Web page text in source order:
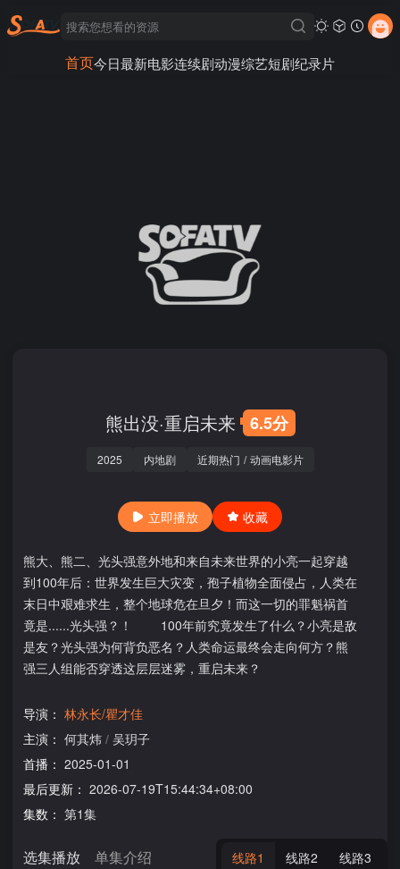
首页今日最新电影连续剧动漫综艺短剧纪录片
熊出没·重启未来 6.5分
2025 内地剧 近期热门 / 动画电影片
立即播放 收藏
熊大、熊二、光头强意外地和来自未来世界的小亮一起穿越
到100年后：世界发生巨大灾变，孢子植物全面侵占，人类在
末日中艰难求生，整个地球危在旦夕！而这一切的罪魁祸首
竟是......光头强？！ 100年前究竟发生了什么？小亮是敌
是友？光头强为何背负恶名？人类命运最终会走向何方？熊
强三人组能否穿透这层层迷雾，重启未来？
导演： 林永长/瞿才佳
主演： 何其炜 / 吴玥子
首播： 2025-01-01
最后更新： 2026-07-19T15:44:34+08:00
集数： 第1集
选集播放 单集介绍 线路1 线路2 线路3